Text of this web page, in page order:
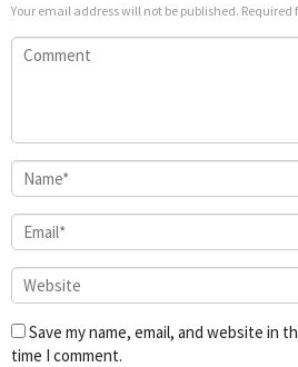
Your email address will not be published. Required
Save my name, email, and website in
time I comment.